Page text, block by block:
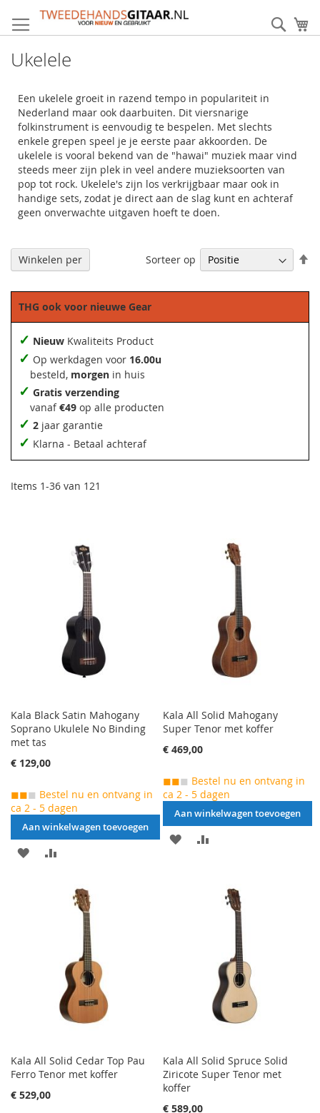
direct
door
de
Ukelele
Een ukelele groeit in razend tempo in populariteit in
Nederland maar ook daarbuiten. Dit viersnarige
folkinstrument is eenvoudig te bespelen. Met slechts
enkele grepen speel je je eerste paar akkoorden. De
ukelele is vooral bekend van de "hawai" muziek maar vind
steeds meer zijn plek in veel andere muzieksoorten van
pop tot rock. Ukelele's zijn los verkrijgbaar maar ook in
handige sets, zodat je direct aan de slag kunt en achteraf
geen onverwachte uitgaven hoeft te doen.
Items 1-36 van 121
Sorteer op
Kala Black Satin Mahogany
Soprano Ukulele No Binding
met tas
€ 129,00
◼◼◼ Bestel nu en ontvang in
ca 2 - 5 dagen
Aan winkelwagen toevoegen
AAN
TOEVOEGEN
OM
VERGELIJKEN
Kala All Solid Mahogany
Super Tenor met koffer
€ 469,00
◼◼◼ Bestel nu en ontvang in
ca 2 - 5 dagen
Aan winkelwagen toevoegen
AAN
TOEVOEGEN
OM
VERGELIJKEN
Kala All Solid Cedar Top Pau
Ferro Tenor met koffer
€ 529,00
Kala All Solid Spruce Solid
Ziricote Super Tenor met
koffer
€ 589,00
Winkelen per
THG ook voor nieuwe Gear
✓ Nieuw Kwaliteits Product
✓ Op werkdagen voor 16.00u
besteld, morgen in huis
✓ Gratis verzending
vanaf€49 op alle producten
✓ 2 jaar garantie
✓ Klarna - Betaal achteraf